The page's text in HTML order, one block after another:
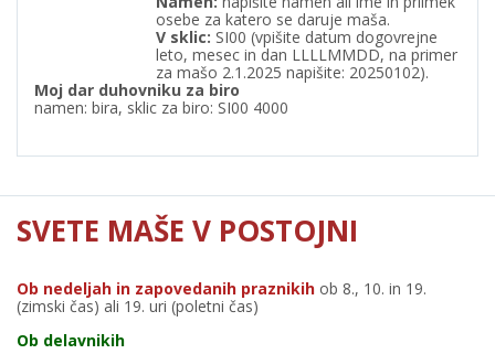
osebe za katero se daruje maša.
V sklic: SI00 (vpišite datum dogovrejne
leto, mesec in dan LLLLMMDD, na primer
za mašo 2.1.2025 napišite: 20250102).
Moj dar duhovniku za biro
namen: bira, sklic za biro: SI00 4000
SVETE MAŠE V POSTOJNI
Ob nedeljah in zapovedanih praznikih ob 8., 10. in 19.
(zimski čas) ali 19. uri (poletni čas)
Ob delavnikih